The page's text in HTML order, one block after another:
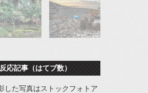
応記事（はてブ数）
した写真はストックフォトア